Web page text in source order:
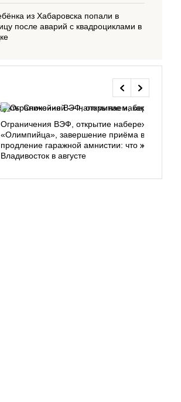
из Хабаровска попали в
после аварий с квадроциклами в
Ограничения ВЭФ, открытие набережной у
«Олимпийца», завершение приёма в вузы,
продление гаражной амнистии: что ждёт
Владивосток в августе